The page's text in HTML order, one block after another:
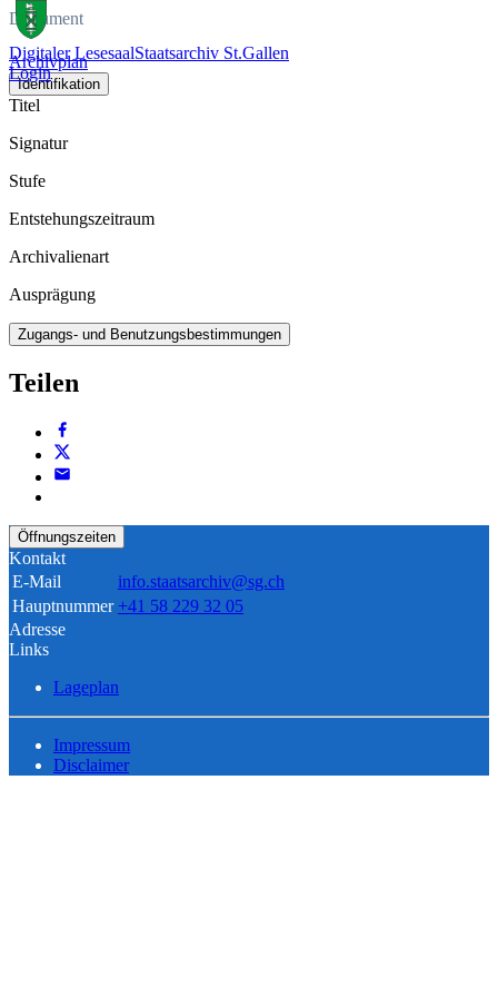
Digitaler LesesaalStaatsarchiv St.Gallen
Login
Dokument
Archivplan
Identifikation
Titel
Signatur
Stufe
Entstehungszeitraum
Archivalienart
Ausprägung
Zugangs- und Benutzungsbestimmungen
Teilen
Öffnungszeiten
Kontakt
E-Mail
info.staatsarchiv@sg.ch
Hauptnummer +41 58 229 32 05
Adresse
Links
Lageplan
Impressum
Disclaimer